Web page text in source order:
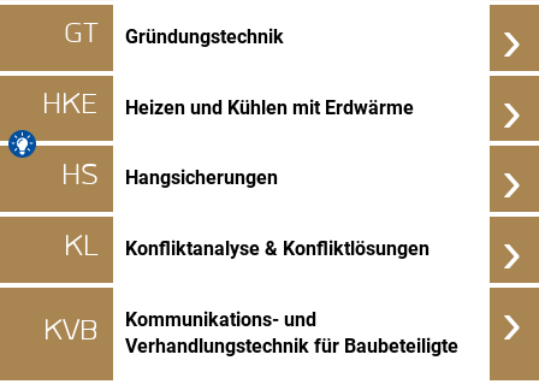
GT Gründungstechnik ›
HKE Heizen und Kühlen mit Erdwärme ›
HS Hangsicherungen ›
KL Konfliktanalyse & Konfliktlösungen ›
KVB
Kommunikations- und
Verhandlungstechnik für Baubeteiligte
›